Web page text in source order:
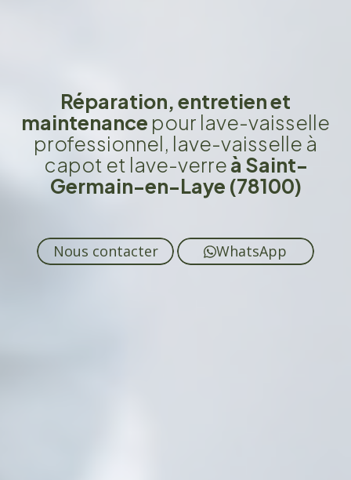
Réparation, entretien et
maintenance pour lave-vaisselle
professionnel, lave-vaisselle à
capot et lave-verreà Saint-
Germain-en-Laye (78100)
Nous contacter WhatsApp